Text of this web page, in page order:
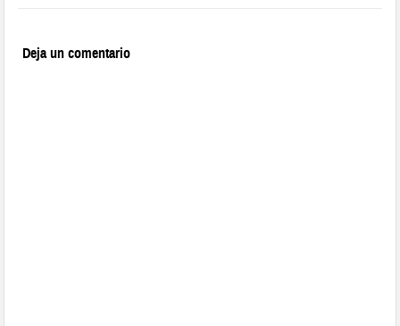
Deja un comentario